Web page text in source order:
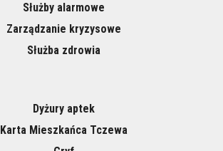
Służby alarmowe
Zarządzanie kryzysowe
Służba zdrowia
Dyżury aptek
Karta Mieszkańca Tczewa